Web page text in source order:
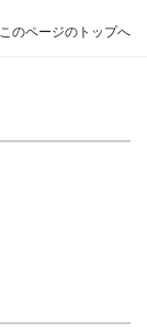
このページのトップへ